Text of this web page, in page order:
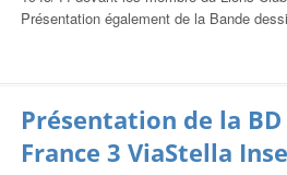
Présentation également de la Bande
Présentation de la BD
France 3 ViaStella